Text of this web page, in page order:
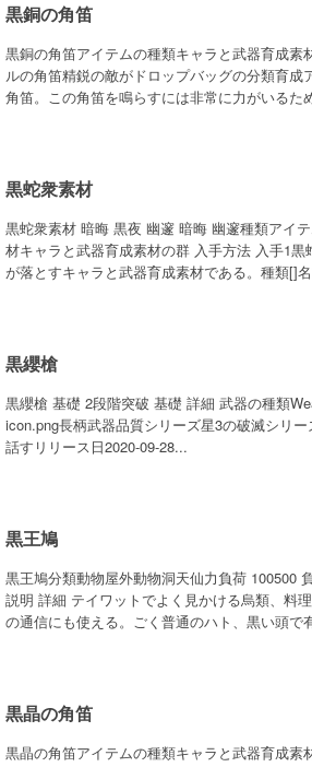
黒銅の角笛
黒銅の角笛アイテムの種類キャラと武器育成素
ルの角笛精鋭の敵がドロップバッグの分類育成
角笛。この角笛を鳴らすには非常に力がいるた
黒蛇衆素材
黒蛇衆素材 暗晦 黒夜 幽邃 暗晦 幽邃種類アイ
材キャラと武器育成素材の群 入手方法 入手1
が落とすキャラと武器育成素材である。種類[]
黒纓槍
黒纓槍 基礎 2段階突破 基礎 詳細 武器の種類
icon.png長柄武器品質シリーズ星3の破滅シリ
話すリリース日2020-09-28...
黒王鳩
黒王鳩分類動物屋外動物洞天仙力負荷 100500
説明 詳細 テイワットでよく見かける烏類、料
の通信にも使える。ごく普通のハト、黒い頭で
黒晶の角笛
黒晶の角笛アイテムの種類キャラと武器育成素